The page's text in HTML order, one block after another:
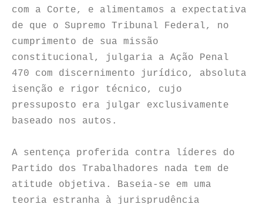
com a Corte, e alimentamos a expectativa
de que o Supremo Tribunal Federal, no
cumprimento de sua missão
constitucional, julgaria a Ação Penal
470 com discernimento jurídico, absoluta
isenção e rigor técnico, cujo
pressuposto era julgar exclusivamente
baseado nos autos.
A sentença proferida contra líderes do
Partido dos Trabalhadores nada tem de
atitude objetiva. Baseia-se em uma
teoria estranha à jurisprudência